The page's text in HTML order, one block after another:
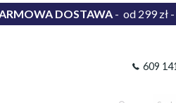
DOSTAWA - od 299 zł
609